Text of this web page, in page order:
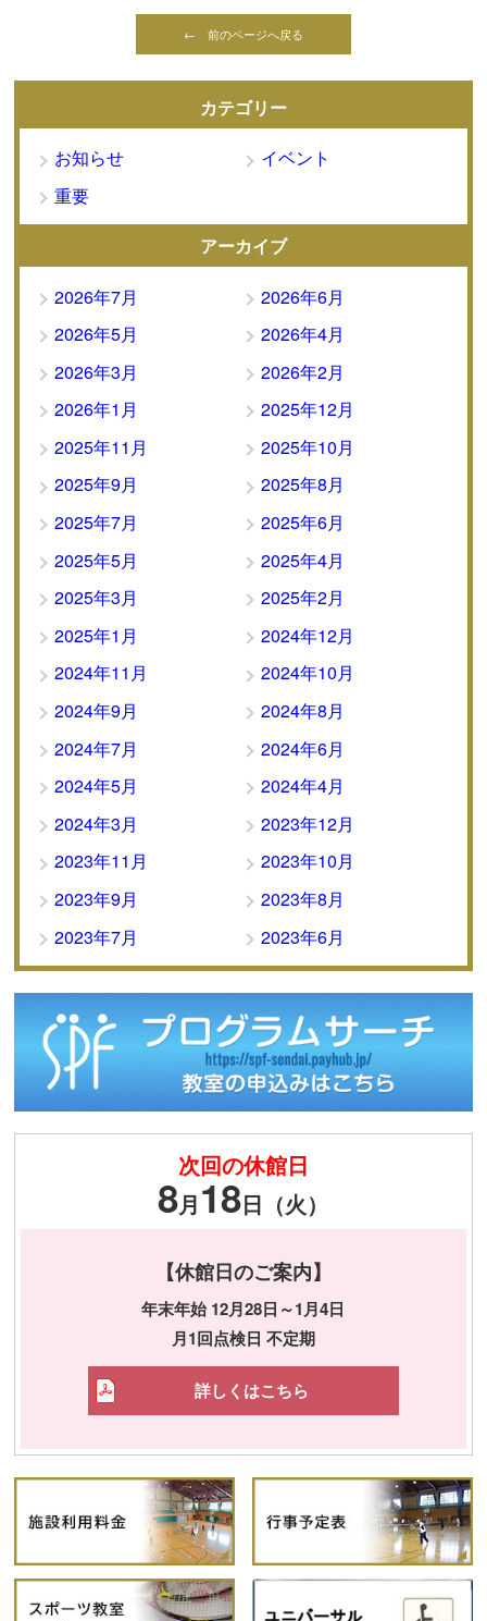
← 前のページへ戻る
カテゴリー
お知らせ
イベント
重要
アーカイブ
2026年7月
2026年6月
2026年5月
2026年4月
2026年3月
2026年2月
2026年1月
2025年12月
2025年11月
2025年10月
2025年9月
2025年8月
2025年7月
2025年6月
2025年5月
2025年4月
2025年3月
2025年2月
2025年1月
2024年12月
2024年11月
2024年10月
2024年9月
2024年8月
2024年7月
2024年6月
2024年5月
2024年4月
2024年3月
2023年12月
2023年11月
2023年10月
2023年9月
2023年8月
2023年7月
2023年6月
次回の休館日
8月18日（火）
【休館日のご案内】
年末年始 12月28日～1月4日
月1回点検日 不定期
詳しくはこちら